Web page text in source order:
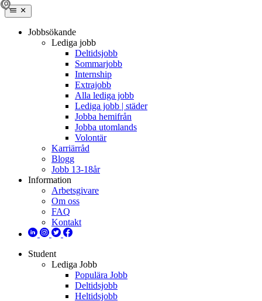
Jobbsökande
Lediga jobb
Deltidsjobb
Sommarjobb
Internship
Extrajobb
Alla lediga jobb
Lediga jobb | städer
Jobba hemifrån
Jobba utomlands
Volontär
Karriärråd
Blogg
Jobb 13-18år
Information
Arbetsgivare
Om oss
FAQ
Kontakt
Student
Lediga Jobb
Populära Jobb
Deltidsjobb
Heltidsjobb